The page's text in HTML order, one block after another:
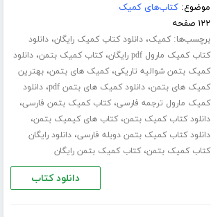
موضوع:کتاب‌های کمیک
۱۲۲ صفحه
برچسب‌ها:کمیک،دانلود کتاب کمیک رایگان،دانلود
کتاب کمیک مارول pdf رایگان
،کتاب کمیک بتمن،دانلود
کمیک بتمن شوالیه تاریکی،کمیک های بتمن،بهترین
کمیک های بتمن،دانلود کمیک های بتمن pdf ،دانلود
کمیک مارول ترجمه فارسی،کتاب کمیک بتمن فارسی،
دانلود کتاب کمیک بتمن،کتاب های کیمیک بتمن،
دانلود کتاب کمیک بتمن دوبله فارسی،دانلود رایگان
کتاب کمیک بتمن،کتاب کمیک بتمن رایگان
دانلود کتاب